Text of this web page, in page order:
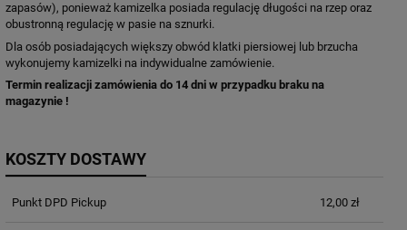
zapasów), ponieważ kamizelka posiada regulację długości na rzep oraz
obustronną regulację w pasie na sznurki.
Dla osób posiadających większy obwód klatki piersiowej lub brzucha
wykonujemy kamizelki na indywidualne zamówienie.
Termin realizacji zamówienia do 14 dni w przypadku braku na
magazynie !
KOSZTY DOSTAWY
Punkt DPD Pickup 12,00 zł